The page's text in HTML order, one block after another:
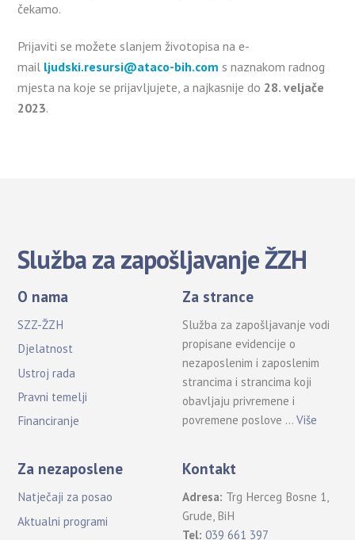
čekamo.
Prijaviti se možete slanjem životopisa na e-
mail ljudski.resursi@ataco-bih.com s naznakom radnog
mjesta na koje se prijavljujete, a najkasnije do 28. veljače
2023.
Služba za zapošljavanje ŽZH
O nama
SZZ-ŽZH
Djelatnost
Ustroj rada
Pravni temelji
Financiranje
Za strance
Služba za zapošljavanje vodi
propisane evidencije o
nezaposlenim i zaposlenim
strancima i strancima koji
obavljaju privremene i
povremene poslove …Više
Za nezaposlene
Natječaji za posao
Aktualni programi
Kontakt
Adresa: Trg Herceg Bosne 1,
Grude, BiH
Tel: 039 661 397